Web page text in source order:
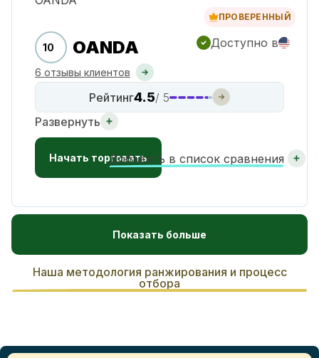
ПРОВЕРЕННЫЙ
Доступно в
10 OANDA
6 отзывы клиентов
Рейтинг4.5/ 5
Развернуть
Начать торговатьДобавить в список сравнения
Показать больше
Наша методология ранжирования и процесс
отбора